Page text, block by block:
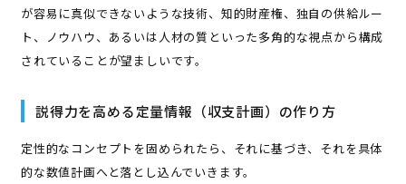
が容易に真似できないような技術、知的財産権、独自の供給ルー
ト、ノウハウ、あるいは人材の質といった多角的な視点から構成
されていることが望ましいです。
説得力を高める定量情報（収支計画）の作り方
定性的なコンセプトを固められたら、それに基づき、それを具体
的な数値計画へと落とし込んでいきます。